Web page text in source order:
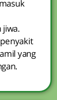
jiwa.
yang